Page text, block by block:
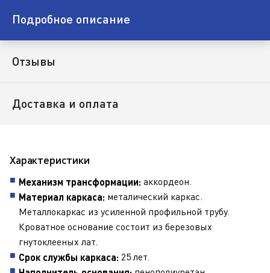
Подробное описание
Отзывы
Доставка и оплата
Характеристики
Механизм трансформации: аккордеон.
Материал каркаса: металический каркас.
Металлокаркас из усиленной профильной трубу.
Кроватное основание состоит из березовых
гнутоклееных лат.
Срок службы каркаса: 25 лет.